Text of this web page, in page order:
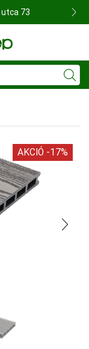
AKCIÓ -17%